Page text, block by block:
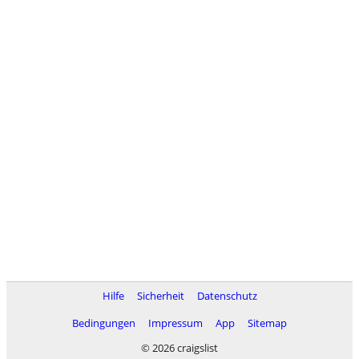
Hilfe Sicherheit
Datenschutz
Bedingungen
Impressum App
Sitemap
© 2026 craigslist